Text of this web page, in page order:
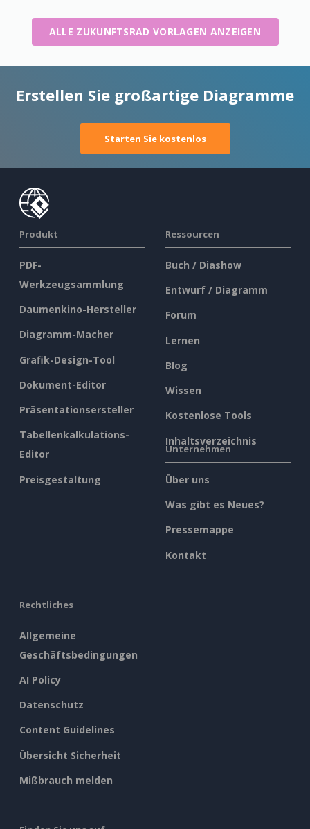
ALLE ZUKUNFTSRAD VORLAGEN ANZEIGEN
Erstellen Sie großartige Diagramme
Starten Sie kostenlos
Produkt
PDF-
Werkzeugsammlung
Daumenkino-Hersteller
Diagramm-Macher
Grafik-Design-Tool
Dokument-Editor
Präsentationsersteller
Tabellenkalkulations-
Editor
Preisgestaltung
Ressourcen
Buch / Diashow
Entwurf / Diagramm
Forum
Lernen
Blog
Wissen
Kostenlose Tools
Inhaltsverzeichnis
Unternehmen
Über uns
Was gibt es Neues?
Pressemappe
Kontakt
Rechtliches
Allgemeine
Geschäftsbedingungen
AI Policy
Datenschutz
Content Guidelines
Übersicht Sicherheit
Mißbrauch melden